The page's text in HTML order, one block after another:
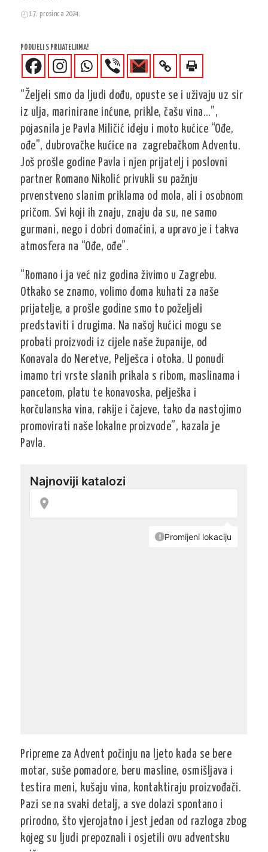
17. prosinca 2024.
PODIJELI S PRIJATELJIMA!
“Željeli smo da ljudi dođu, opuste se i uživaju uz sir
iz ulja, marinirane inćune, prikle, čašu vina…”,
pojasnila je Pavla Miličić ideju i moto kućice “Ođe,
ođe”, dubrovačke kućice na zagrebačkom Adventu.
Još prošle godine Pavla i njen prijatelj i poslovni
partner Romano Nikolić privukli su pažnju
prvenstveno slanim priklama od mola, ali i osobnom
pričom. Svi koji ih znaju, znaju da su, ne samo
gurmani, nego i dobri domaćini, a upravo je i takva
atmosfera na “Ođe, ođe”.
“Romano i ja već niz godina živimo u Zagrebu.
Otkako se znamo, volimo doma kuhati za naše
prijatelje, a prošle godine smo to poželjeli
predstaviti i drugima. Na našoj kućici mogu se
probati proizvodi iz cijele naše županije, od
Konavala do Neretve, Pelješca i otoka. U ponudi
imamo tri vrste slanih prikala s ribom, maslinama i
pancetom, platu te konavoska, pelješka i
korčulanska vina, rakije i čajeve, tako da nastojimo
promovirati naše lokalne proizvode”, kazala je
Pavla.
Pripreme za Advent počinju na ljeto kada se bere
motar, suše pomadore, beru masline, osmišljava i
testira meni, kušaju vina, kontaktiraju proizvođači.
Pazi se na svaki detalj, a sve dolazi spontano i
prirodno, što vjerojatno i jest jedan od razloga zbog
kojeg su ljudi prepoznali i osjetili ovu adventsku